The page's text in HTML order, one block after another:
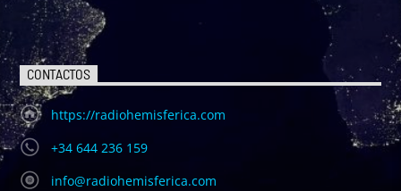
CONTACTOS
https://radiohemisferica.com
+34 644 236 159
info@radiohemisferica.com